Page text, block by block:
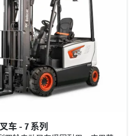
车 - 7 系列